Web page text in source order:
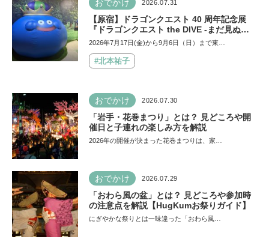
おでかけ 2026.07.31
【原宿】ドラゴンクエスト 40 周年記念展
『ドラゴンクエスト the DIVE -まだ見ぬ冒
険の舞台へ-』が原宿ハラカドに登場！ VR体
楽しめる注目イベント
2026年7月17日(金)から9月6日（日）まで東…
#北本祐子
おでかけ 2026.07.30
「岩手・花巻まつり」とは？ 見どころや開
催日と子連れの楽しみ方を解説
2026年の開催が決まった花巻まつりは、家…
おでかけ 2026.07.29
「おわら風の盆」とは？ 見どころや参加時
の注意点を解説【HugKumお祭りガイド】
にぎやかな祭りとは一味違った「おわら風…